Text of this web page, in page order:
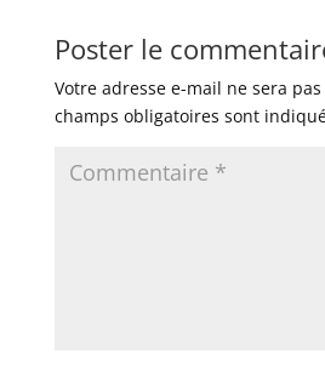
Poster le
Votre adresse e-mail ne sera
champs obligatoires sont